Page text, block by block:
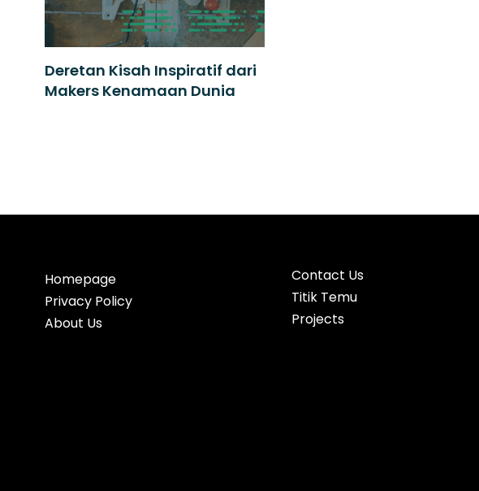
Deretan Kisah Inspiratif dari
Makers Kenamaan Dunia
Homepage
Privacy Policy
About Us
Contact Us
Titik Temu
Projects